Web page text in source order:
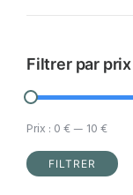
la
du
produit
Filtrer par prix
FILTRER
Prix : 0 €— 10 €